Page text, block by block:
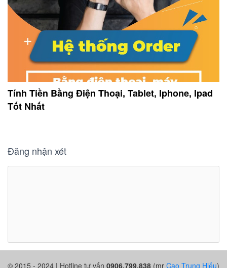
Tính Tiền Bằng Điện Thoại, Tablet, Iphone, Ipad
Tốt Nhất
Đăng nhận xét
© 2015 - 2024 | Hotline tư vấn 0906.799.838 (mr Cao Trung Hiếu)